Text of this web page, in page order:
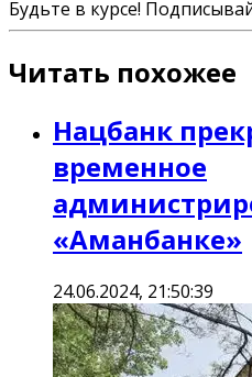
Будьте в курсе!
Читать похожее
Нацбанк
временное
«Аманбанке»
24.06.2024, 21:50:39